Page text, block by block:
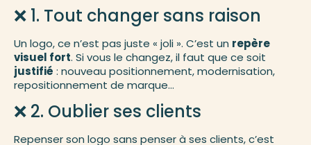
❌ 1. Tout changer sans raison
Un logo, ce n’est pas juste « joli ». C’est un repère
visuel fort. Si vous le changez, il faut que ce soit
justifié : nouveau positionnement, modernisation,
repositionnement de marque…
❌ 2. Oublier ses clients
Repenser son logo sans penser à ses clients, c’est